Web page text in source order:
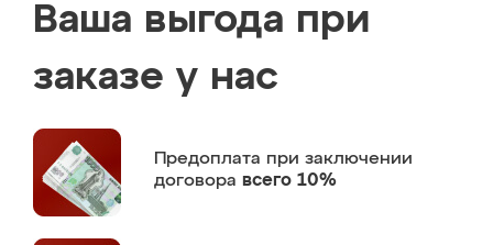
Ваша выгода при
заказе у нас
Предоплата при заключении
договора всего 10%